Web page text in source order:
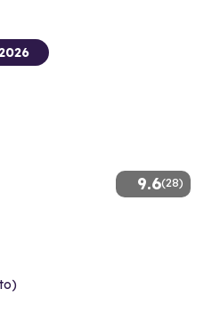
9.6(28)